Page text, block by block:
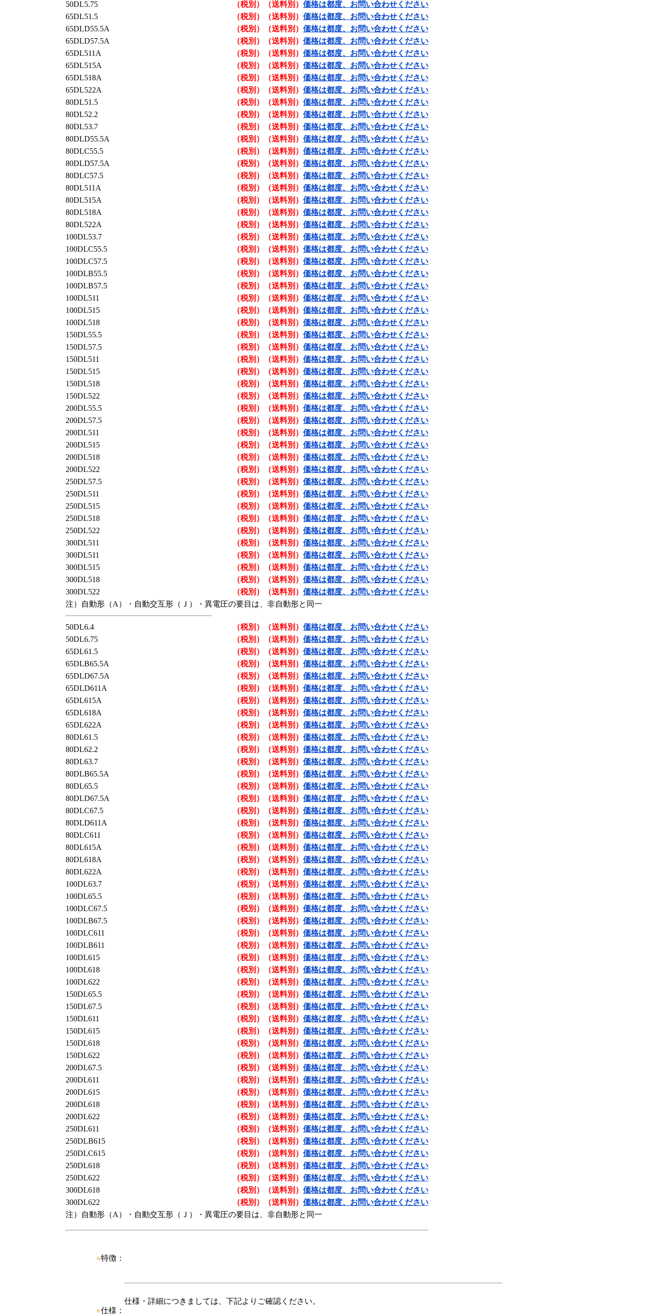
50DL5.75
（税別）（送料別） 価格は都度、お問い合わせください
65DL51.5
（税別）（送料別） 価格は都度、お問い合わせください
65DLD55.5A
（税別）（送料別） 価格は都度、お問い合わせください
65DLD57.5A
（税別）（送料別） 価格は都度、お問い合わせください
65DL511A
（税別）（送料別） 価格は都度、お問い合わせください
65DL515A
（税別）（送料別） 価格は都度、お問い合わせください
65DL518A
（税別）（送料別） 価格は都度、お問い合わせください
65DL522A
（税別）（送料別） 価格は都度、お問い合わせください
80DL51.5
（税別）（送料別） 価格は都度、お問い合わせください
80DL52.2
（税別）（送料別） 価格は都度、お問い合わせください
80DL53.7
（税別）（送料別） 価格は都度、お問い合わせください
80DLD55.5A
（税別）（送料別） 価格は都度、お問い合わせください
80DLC55.5
（税別）（送料別） 価格は都度、お問い合わせください
80DLD57.5A
（税別）（送料別） 価格は都度、お問い合わせください
80DLC57.5
（税別）（送料別） 価格は都度、お問い合わせください
80DL511A
（税別）（送料別） 価格は都度、お問い合わせください
80DL515A
（税別）（送料別） 価格は都度、お問い合わせください
80DL518A
（税別）（送料別） 価格は都度、お問い合わせください
80DL522A
（税別）（送料別） 価格は都度、お問い合わせください
100DL53.7
（税別）（送料別） 価格は都度、お問い合わせください
100DLC55.5
（税別）（送料別） 価格は都度、お問い合わせください
100DLC57.5
（税別）（送料別） 価格は都度、お問い合わせください
100DLB55.5
（税別）（送料別） 価格は都度、お問い合わせください
100DLB57.5
（税別）（送料別） 価格は都度、お問い合わせください
100DL511
（税別）（送料別） 価格は都度、お問い合わせください
100DL515
（税別）（送料別） 価格は都度、お問い合わせください
100DL518
（税別）（送料別） 価格は都度、お問い合わせください
150DL55.5
（税別）（送料別） 価格は都度、お問い合わせください
150DL57.5
（税別）（送料別） 価格は都度、お問い合わせください
150DL511
（税別）（送料別） 価格は都度、お問い合わせください
150DL515
（税別）（送料別） 価格は都度、お問い合わせください
150DL518
（税別）（送料別） 価格は都度、お問い合わせください
150DL522
（税別）（送料別） 価格は都度、お問い合わせください
200DL55.5
（税別）（送料別） 価格は都度、お問い合わせください
200DL57.5
（税別）（送料別） 価格は都度、お問い合わせください
200DL511
（税別）（送料別） 価格は都度、お問い合わせください
200DL515
（税別）（送料別） 価格は都度、お問い合わせください
200DL518
（税別）（送料別） 価格は都度、お問い合わせください
200DL522
（税別）（送料別） 価格は都度、お問い合わせください
250DL57.5
（税別）（送料別） 価格は都度、お問い合わせください
250DL511
（税別）（送料別） 価格は都度、お問い合わせください
250DL515
（税別）（送料別） 価格は都度、お問い合わせください
250DL518
（税別）（送料別） 価格は都度、お問い合わせください
250DL522
（税別）（送料別） 価格は都度、お問い合わせください
300DL511
（税別）（送料別） 価格は都度、お問い合わせください
300DL511
（税別）（送料別） 価格は都度、お問い合わせください
300DL515
（税別）（送料別） 価格は都度、お問い合わせください
300DL518
（税別）（送料別） 価格は都度、お問い合わせください
300DL522
（税別）（送料別） 価格は都度、お問い合わせください
注）自動形（A）・自動交互形（Ｊ）・異電圧の要目は、非自動形と同一
50DL6.4 （税別）（送料別） 価格は都度、お問い合わせください
50DL6.75
（税別）（送料別） 価格は都度、お問い合わせください
65DL61.5
（税別）（送料別） 価格は都度、お問い合わせください
65DLB65.5A
（税別）（送料別） 価格は都度、お問い合わせください
65DLD67.5A
（税別）（送料別） 価格は都度、お問い合わせください
65DLD611A
（税別）（送料別） 価格は都度、お問い合わせください
65DL615A
（税別）（送料別） 価格は都度、お問い合わせください
65DL618A
（税別）（送料別） 価格は都度、お問い合わせください
65DL622A
（税別）（送料別） 価格は都度、お問い合わせください
80DL61.5
（税別）（送料別） 価格は都度、お問い合わせください
80DL62.2
（税別）（送料別） 価格は都度、お問い合わせください
80DL63.7
（税別）（送料別） 価格は都度、お問い合わせください
80DLB65.5A
（税別）（送料別） 価格は都度、お問い合わせください
80DL65.5
（税別）（送料別） 価格は都度、お問い合わせください
80DLD67.5A
（税別）（送料別） 価格は都度、お問い合わせください
80DLC67.5
（税別）（送料別） 価格は都度、お問い合わせください
80DLD611A
（税別）（送料別） 価格は都度、お問い合わせください
80DLC611
（税別）（送料別） 価格は都度、お問い合わせください
80DL615A
（税別）（送料別） 価格は都度、お問い合わせください
80DL618A
（税別）（送料別） 価格は都度、お問い合わせください
80DL622A
（税別）（送料別） 価格は都度、お問い合わせください
100DL63.7
（税別）（送料別） 価格は都度、お問い合わせください
100DL65.5
（税別）（送料別） 価格は都度、お問い合わせください
100DLC67.5
（税別）（送料別） 価格は都度、お問い合わせください
100DLB67.5
（税別）（送料別） 価格は都度、お問い合わせください
100DLC611
（税別）（送料別） 価格は都度、お問い合わせください
100DLB611
（税別）（送料別） 価格は都度、お問い合わせください
100DL615
（税別）（送料別） 価格は都度、お問い合わせください
100DL618
（税別）（送料別） 価格は都度、お問い合わせください
100DL622
（税別）（送料別） 価格は都度、お問い合わせください
150DL65.5
（税別）（送料別） 価格は都度、お問い合わせください
150DL67.5
（税別）（送料別） 価格は都度、お問い合わせください
150DL611
（税別）（送料別） 価格は都度、お問い合わせください
150DL615
（税別）（送料別） 価格は都度、お問い合わせください
150DL618
（税別）（送料別） 価格は都度、お問い合わせください
150DL622
（税別）（送料別） 価格は都度、お問い合わせください
200DL67.5
（税別）（送料別） 価格は都度、お問い合わせください
200DL611
（税別）（送料別） 価格は都度、お問い合わせください
200DL615
（税別）（送料別） 価格は都度、お問い合わせください
200DL618
（税別）（送料別） 価格は都度、お問い合わせください
200DL622
（税別）（送料別） 価格は都度、お問い合わせください
250DL611
（税別）（送料別） 価格は都度、お問い合わせください
250DLB615
（税別）（送料別） 価格は都度、お問い合わせください
250DLC615
（税別）（送料別） 価格は都度、お問い合わせください
250DL618
（税別）（送料別） 価格は都度、お問い合わせください
250DL622
（税別）（送料別） 価格は都度、お問い合わせください
300DL618
（税別）（送料別） 価格は都度、お問い合わせください
300DL622
（税別）（送料別） 価格は都度、お問い合わせください
注）自動形（A）・自動交互形（Ｊ）・異電圧の要目は、非自動形と同一
●特徴：
●仕様：
仕様・詳細につきましては、下記よりご確認ください。